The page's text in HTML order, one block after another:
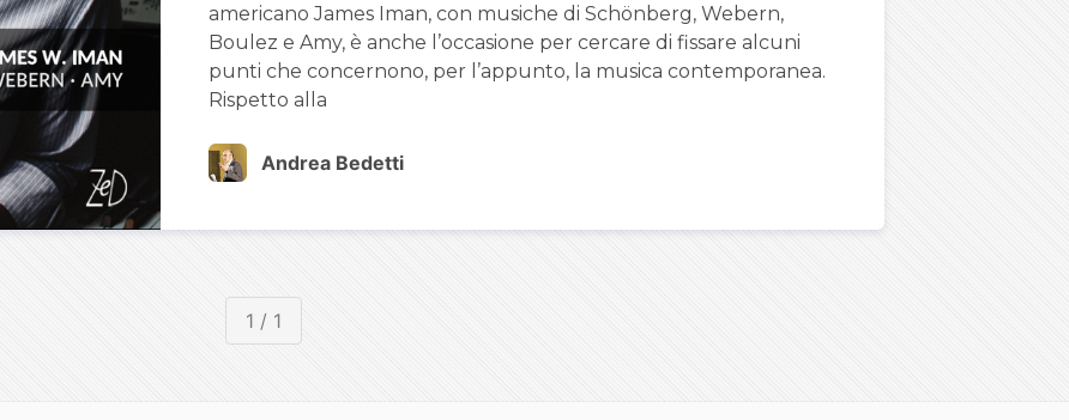
americano James Iman, con musiche di Schönberg, Webern,
Boulez e Amy, è anche l’occasione per cercare di fissare alcuni
punti che concernono, per l’appunto, la musica contemporanea.
Rispetto alla
Andrea Bedetti
1 / 1